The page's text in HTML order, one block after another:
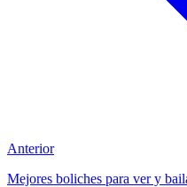
Anterior
Mejores boliches para ver y